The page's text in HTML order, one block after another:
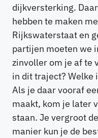
dijkversterking.
hebben te maken
Rijkswaterstaat en
partijen moeten we
zinvoller om je af te
in dit traject? Welke
Als je daar vooraf
maakt, kom je later
staan. Je vergroot
manier kun je de